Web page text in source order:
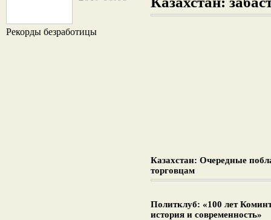
Рекорды безработицы
Казахстан: Очередные
торговцам
Политклуб: «100 лет
история и современность»